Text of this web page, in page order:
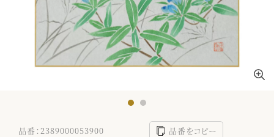
品番：2389000053900 品番をコピー